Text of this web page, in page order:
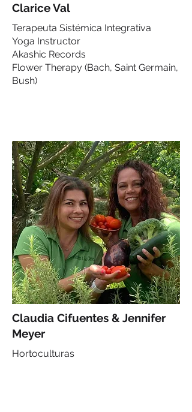
Clarice Val
Terapeuta Sistémica Integrativa
Yoga Instructor
Akashic Records
Flower Therapy (Bach, Saint Germain,
Bush)
Claudia Cifuentes & Jennifer
Meyer
Hortoculturas